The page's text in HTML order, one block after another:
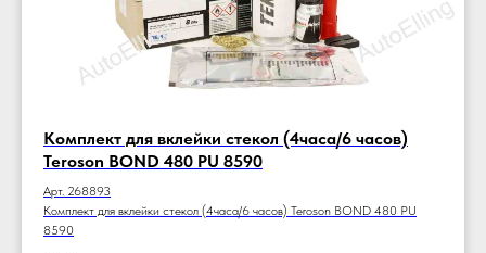
Комплект для вклейки стекол (4часа/6 часов)
Teroson BOND 480 PU 8590
Арт. 268893
Комплект для вклейки стекол (4часа/6 часов) Teroson BOND 480 PU
8590